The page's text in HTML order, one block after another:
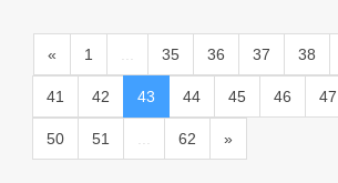
« 1 ... 35 36 37 38
41 42 43 44 45 46 47
50 51 ... 62 »